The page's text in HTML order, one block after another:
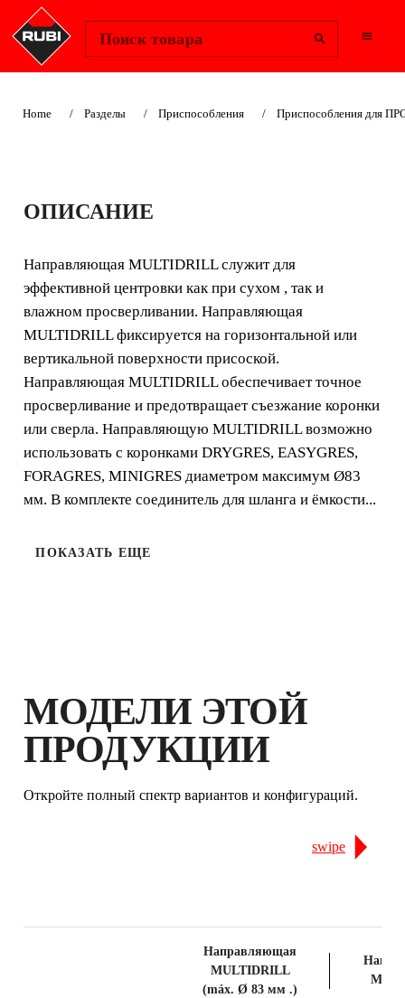
Поиск товара
Home Разделы Приспособления Приспособления для
НАПРАВЛЯЮЩАЯ
MULTIDRILL
Направляющая MULTIDRILL служит для
эффективной центровки как при сухом , так и
влажном просверливании. Направляющая
MULTIDRILL фиксируется на горизонтальной или
вертикальной поверхности присоской.
ГАРАНТИЮ
ОПИСАНИЕ
Направляющая MULTIDRILL служит для
эффективной центровки как при сухом , так и
влажном просверливании. Направляющая
MULTIDRILL фиксируется на горизонтальной или
вертикальной поверхности присоской.
Направляющая MULTIDRILL обеспечивает точное
просверливание и предотвращает съезжание коронки
или сверла. Направляющую MULTIDRILL возможно
использовать с коронками DRYGRES, EASYGRES,
FORAGRES, MINIGRES диаметром максимум Ø83
мм. В комплекте соединитель для шланга и ёмкости...
ПОКАЗАТЬ ЕЩЕ
МОДЕЛИ ЭТОЙ
ПРОДУКЦИИ
Откройте полный спектр вариантов и конфигураций.
swipe
Направляющая
MULTIDRILL
(máx. Ø 83 мм .)